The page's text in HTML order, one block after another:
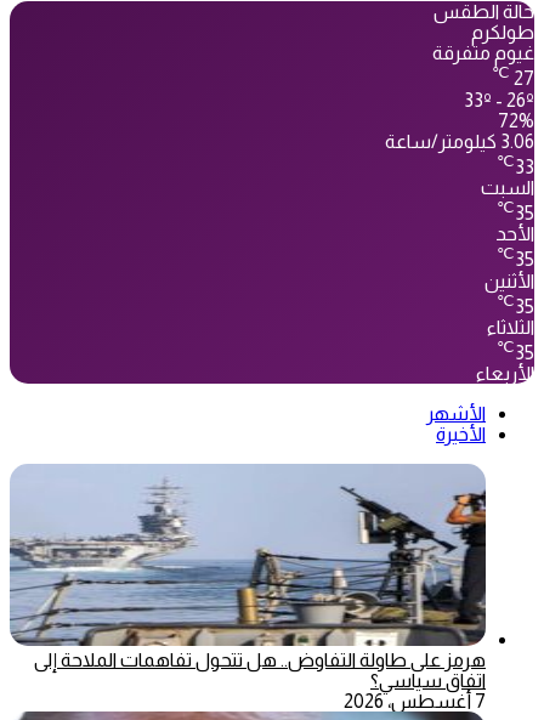
حالة الطقس
طولكرم
غيوم متفرقة
27
℃
33º - 26º
72%
3.06 كيلومتر/ساعة
33
℃
السبت
35
℃
الأحد
35
℃
الأثنين
35
℃
الثلاثاء
35
℃
الأربعاء
الأشهر
الأخيرة
هرمز على طاولة التفاوض.. هل تتحول تفاهمات الملاحة إلى
اتفاق سياسي؟
7 أغسطس، 2026